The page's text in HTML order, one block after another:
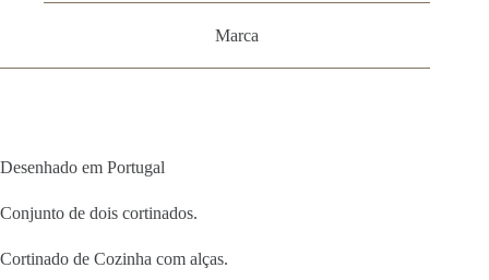
Marca
Desenhado em Portugal
Conjunto de dois cortinados.
Cortinado de Cozinha com alças.